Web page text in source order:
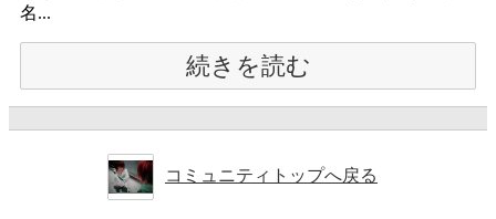
名...
続きを読む
コミュニティトップへ戻る